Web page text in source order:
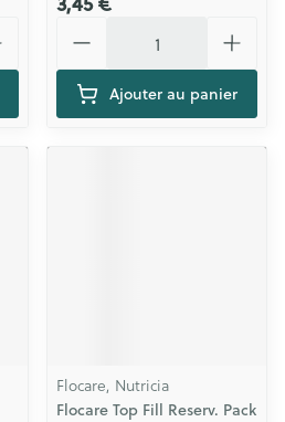
Ajouter au panier
Flocare, Nutricia
Flocare Top Fill Reserv. Pack